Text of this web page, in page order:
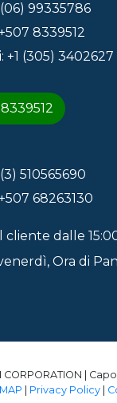
99335786
8339512
+1 (305) 3402627
510565690
68263130
cliente dalle
Ora di
CORPORATION |
Privacy Policy|